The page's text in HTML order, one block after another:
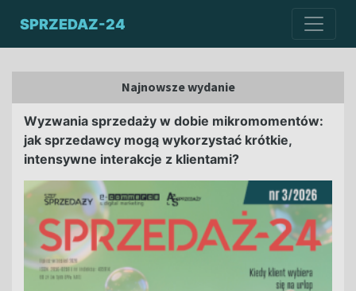
SPRZEDAZ-24
Najnowsze wydanie
Wyzwania sprzedaży w dobie mikromomentów:
jak sprzedawcy mogą wykorzystać krótkie,
intensywne interakcje z klientami?